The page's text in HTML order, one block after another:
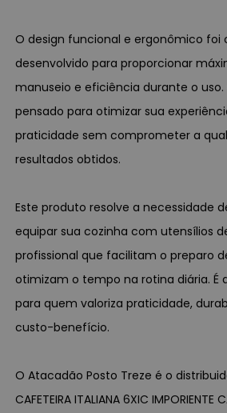
O design funcional e ergonômico foi
desenvolvido para proporcionar
manuseio e eficiência durante o
pensado para otimizar sua
praticidade sem comprometer a
resultados obtidos.
Este produto resolve a necessidade
equipar sua cozinha com utensílios
profissional que facilitam o preparo
otimizam o tempo na rotina diária. É
para quem valoriza praticidade,
custo-benefício.
O Atacadão Posto Treze é o
CAFETEIRA ITALIANA 6XIC IMPORIENTE